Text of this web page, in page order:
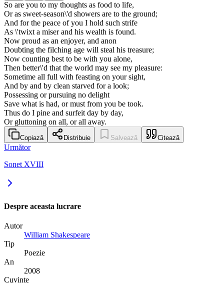
So are you to my thoughts as food to life,
Or as sweet-season\'d showers are to the ground;
And for the peace of you I hold such strife
As \'twixt a miser and his wealth is found.
Now proud as an enjoyer, and anon
Doubting the filching age will steal his treasure;
Now counting best to be with you alone,
Then better\'d that the world may see my pleasure:
Sometime all full with feasting on your sight,
And by and by clean starved for a look;
Possessing or pursuing no delight
Save what is had, or must from you be took.
Thus do I pine and surfeit day by day,
Or gluttoning on all, or all away.
Copiază Distribuie Salvează Citează
Următor
Sonet XVIII
Despre aceasta lucrare
Autor
William Shakespeare
Tip
Poezie
An
2008
Cuvinte